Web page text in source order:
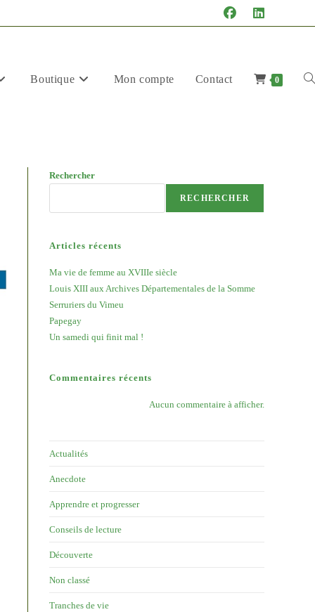
Boutique Mon compte Contact 0
Rechercher
RECHERCHER
Articles récents
Ma vie de femme au XVIIIe siècle
Louis XIII aux Archives Départementales de la Somme
Serruriers du Vimeu
Papegay
Un samedi qui finit mal !
Commentaires récents
Aucun commentaire à afficher.
Actualités
Anecdote
Apprendre et progresser
Conseils de lecture
Découverte
Non classé
Tranches de vie